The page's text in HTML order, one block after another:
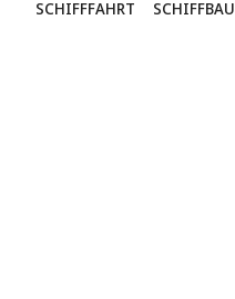
SCHIFFFAHRT SCHIFFBAU